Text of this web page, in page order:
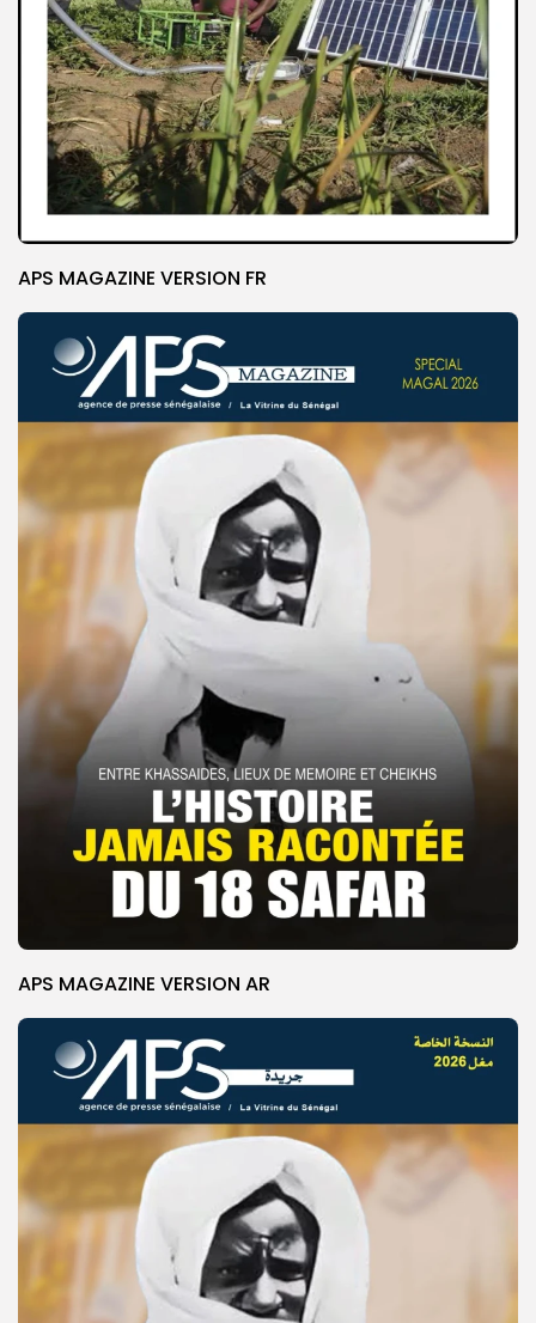
APS MAGAZINE VERSION FR
APS MAGAZINE VERSION AR